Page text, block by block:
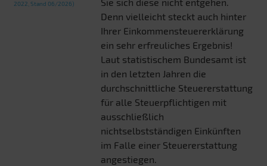
2022, Stand 06/2026)
Sie sich diese nicht entgehen.
Denn vielleicht steckt auch hinter
Ihrer Einkommensteuererklärung
ein sehr erfreuliches Ergebnis!
Laut statistischem Bundesamt ist
in den letzten Jahren die
durchschnittliche Steuererstattung
für alle Steuerpflichtigen mit
ausschließlich
nichtselbstständigen Einkünften
im Falle einer Steuererstattung
angestiegen.